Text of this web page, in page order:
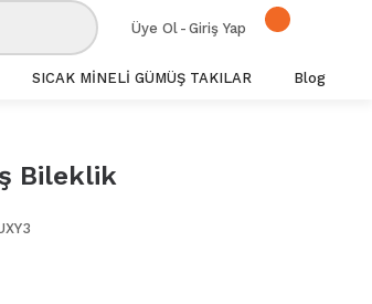
Üye Ol - Giriş Yap
SICAK MİNELİ GÜMÜŞ TAKILAR Blog
Bileklik